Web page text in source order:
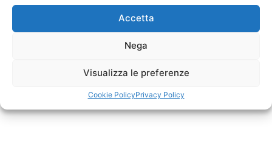
Accetta
Nega
Visualizza le preferenze
Cookie PolicyPrivacy Policy